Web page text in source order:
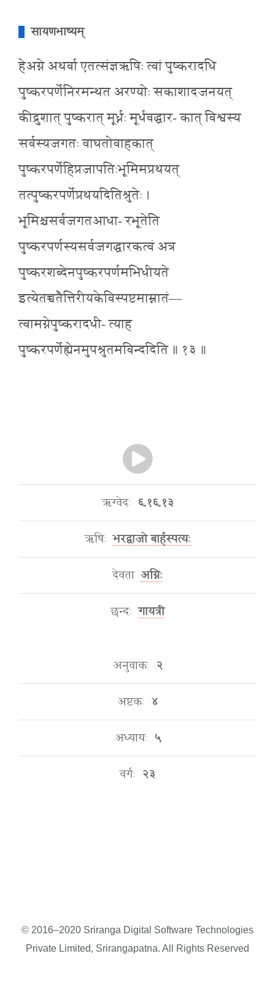
सायणभाष्यम्
हेअग्ने अथर्वा एतत्संज्ञऋषिः त्वां पुष्करादधि
पुष्करपर्णेनिरमन्थत अरण्योः सकाशादजनयत्
कीद्रुशात् पुष्करात् मूर्ध्नः मूर्धवद्धार- कात् विश्वस्य
सर्वस्यजगतः वाघतोवाहकात्
पुष्करपर्णेहिप्रजापतिःभूमिमप्रथयत्
तत्पुष्करपर्णेप्रथयदितिश्रुतेः ।
भूमिश्चसर्वजगतआधा- रभूतेति
पुष्करपर्णस्यसर्वजगद्धारकत्वं अत्र
पुष्करशब्देनपुष्करपर्णमभिधीयते
इत्येतच्चतैत्तिरीयकेविस्पष्टमाम्नातं—
त्वामग्नेपुष्करादधी- त्याह
पुष्करपर्णेह्येनमुपश्रुतमविन्ददिति ॥ १३ ॥
ऋग्वेदः ६.१६.१३
ऋषिः भरद्वाजो बार्हस्पत्यः
देवता अग्निः
छन्दः गायत्री
अनुवाकः २
अष्टकः ४
अध्यायः ५
वर्गः २३
© 2016–2020 Sriranga Digital Software Technologies
Private Limited, Srirangapatna. All Rights Reserved